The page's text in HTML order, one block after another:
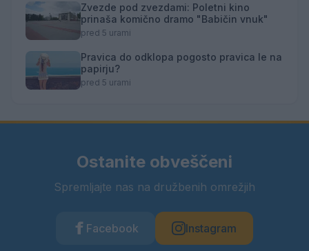
Zvezde pod zvezdami: Poletni kino
prinaša komično dramo "Babičin vnuk"
pred 5 urami
Pravica do odklopa pogosto pravica le na
papirju?
pred 5 urami
Ostanite obveščeni
Spremljajte nas na družbenih omrežjih
Facebook Instagram